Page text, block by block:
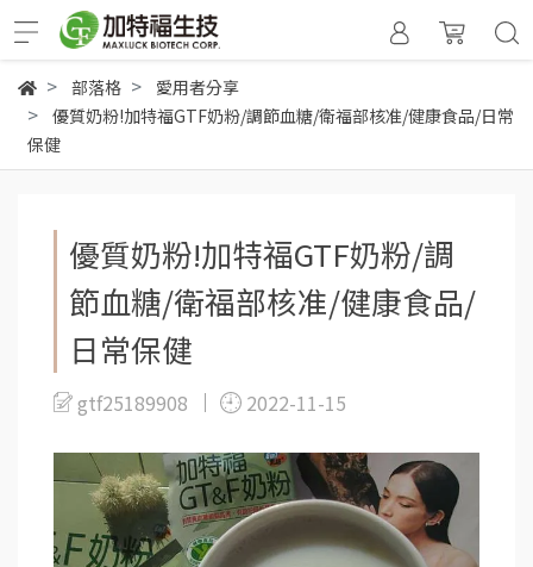
部落格
愛用者分享
優質奶粉!加特福GTF奶粉/調節血糖/衛福部核准/健康食品/日常
保健
優質奶粉!加特福GTF奶粉/調
節血糖/衛福部核准/健康食品/
日常保健
gtf25189908 2022-11-15